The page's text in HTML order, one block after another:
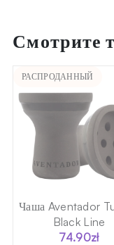
Смотрите
РАСПРОДАННЫЙ
Чаша Aventador
Black Line
74.90zł